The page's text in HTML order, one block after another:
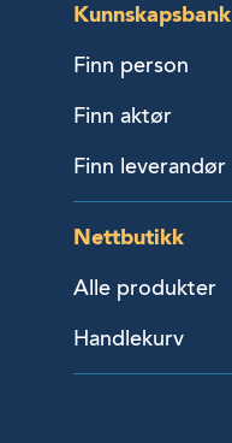
Kunnskapsbank
Finn person
Finn aktør
Finn leverandør
Nettbutikk
Alle produkter
Handlekurv